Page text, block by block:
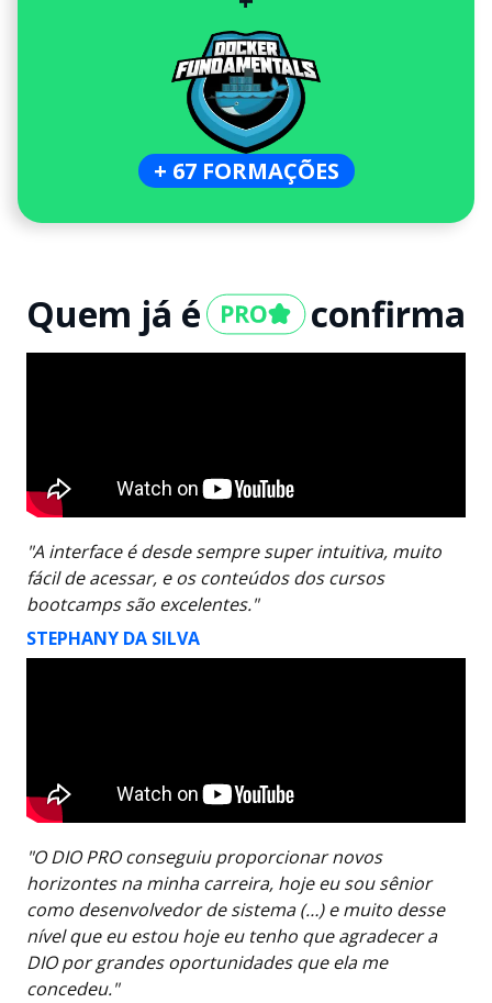
+ 67 FORMAÇÕES
Quem já é confirma
"A interface é desde sempre super intuitiva, muito
fácil de acessar, e os conteúdos dos cursos
bootcamps são excelentes."
STEPHANY DA SILVA
"O DIO PRO conseguiu proporcionar novos
horizontes na minha carreira, hoje eu sou sênior
como desenvolvedor de sistema (…) e muito desse
nível que eu estou hoje eu tenho que agradecer a
DIO por grandes oportunidades que ela me
concedeu."